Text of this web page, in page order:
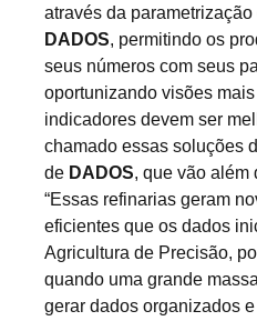
através da
DADOS, permitindo os
seus números com seus
oportunizando visões
indicadores devem ser
chamado essas soluções
de DADOS, que vão além
“Essas refinarias geram
eficientes que os dados
Agricultura de Precisão,
quando uma grande
gerar dados organizados